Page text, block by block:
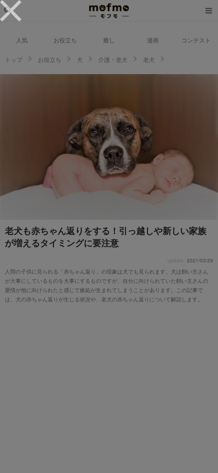
人気 お役立ち 癒し 漫画 コンテスト
トップ お役立ち 犬 介護・老犬
老犬
老犬も赤ちゃん返りをする！引っ越しや新しい家族
が増えるタイミングに要注意
update 2021/03/29
人間の子供に見られる「赤ちゃん返り」の現象は犬でも見られます。犬は飼い主さん
が大事にしているものを大事にするものですが、自分に向けられていた飼い主さんの
愛情が他に向けられたと感じて嫉妬が生まれてしまうことがあります。この記事で
は、犬の赤ちゃん返りが生じる状況や、老犬の赤ちゃん返りについて解説します。